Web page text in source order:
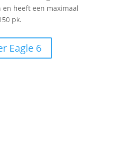
heeft een maximaal
pk.
Eagle 6